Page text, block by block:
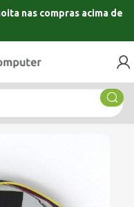
nas compras acima de